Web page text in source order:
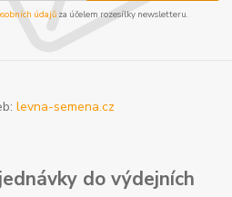
údajůza účelem rozesílky newsletteru.
levna-semena.cz
do výdejních